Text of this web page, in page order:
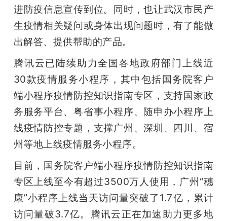
进防疫信息宣传到位。同时，也让武汉市民产
生疫情相关疑问或身体出现问题时，有了能做
出解答、提供帮助的产品。
腾讯云已陆续助力全国各地政府部门上线近
30款疫情服务小程序，其中包括国务院客户
端小程序疫情防控知识指南专区，支持国家政
务服务平台、粤省事小程序、随申办小程序上
线疫情防控专题，支撑广州、深圳、四川、宿
州等地上线疫情服务小程序。
目前，国务院客户端小程序疫情防控知识指南
专区上线至今有超过3500万人使用，广州“穗
康”小程序上线当天访问量突破了1.7亿，累计
访问量破3.7亿。腾讯云正在加速助力更多地